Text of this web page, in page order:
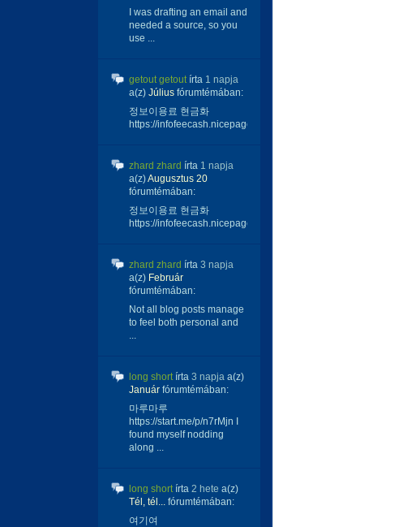
I was drafting an email and
needed a source, so you
use ...
getout getoutírta 1 napja
a(z) Július fórumtémában:
정보이용료 현금화
https://infofeecash.nicepage...
zhard zhard írta 1 napja
a(z)Augusztus 20
fórumtémában:
정보이용료 현금화
https://infofeecash.nicepage...
zhard zhard írta 3 napja
a(z) Február
fórumtémában:
Not all blog posts manage
to feel both personal and
...
long shortírta 3 napja a(z)
Január fórumtémában:
마루마루
https://start.me/p/n7rMjn I
found myself nodding
along ...
long shortírta 2 hete a(z)
Tél, tél... fórumtémában:
여기여